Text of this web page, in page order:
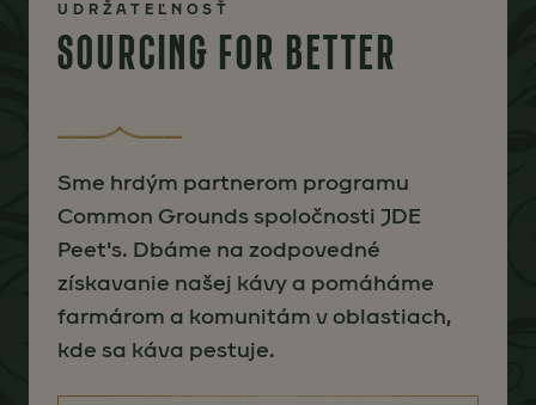
UDRŽATEĽNOSŤ
SOURCING FOR BETTER
Sme hrdým partnerom programu
Common Grounds spoločnosti JDE
Peet's. Dbáme na zodpovedné
získavanie našej kávy a pomáháme
farmárom a komunitám v oblastiach,
kde sa káva pestuje.